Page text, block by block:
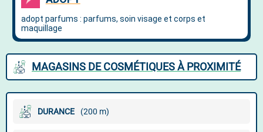
MAGASINS DE COSMÉTIQUES À PROXIMITÉ
DURANCE (200 m)